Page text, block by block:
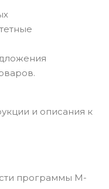
и описания к
программы М-